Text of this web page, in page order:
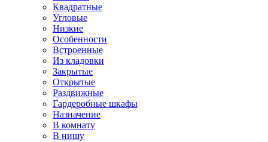
Квадратные
Угловые
Низкие
Особенности
Встроенные
Из кладовки
Закрытые
Открытые
Раздвижные
Гардеробные шкафы
Назначение
В комнату
В нишу